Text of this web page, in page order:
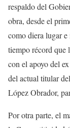
respaldo del
obra, desde el
como diera lugar
tiempo récord que
con el apoyo del
del actual titular
López Obrador,
Por otra parte, el